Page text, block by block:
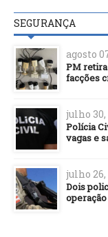
SEGURANÇA
agosto
PM
facções
julho 30,
Polícia
vagas e
julho 26,
Dois